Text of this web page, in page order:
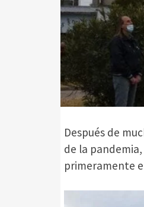
Después de
de la
primeramente